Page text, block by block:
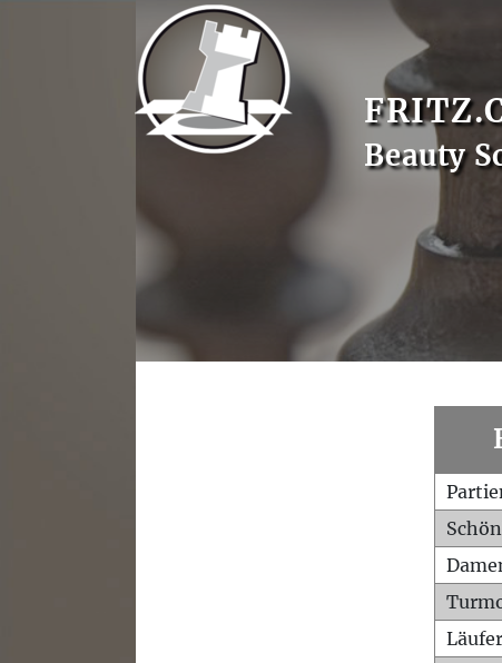
Beauty